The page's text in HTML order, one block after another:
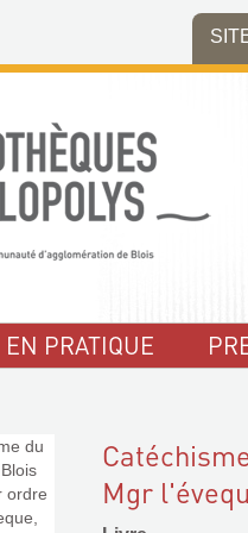
EN PRATIQUE
Mgr